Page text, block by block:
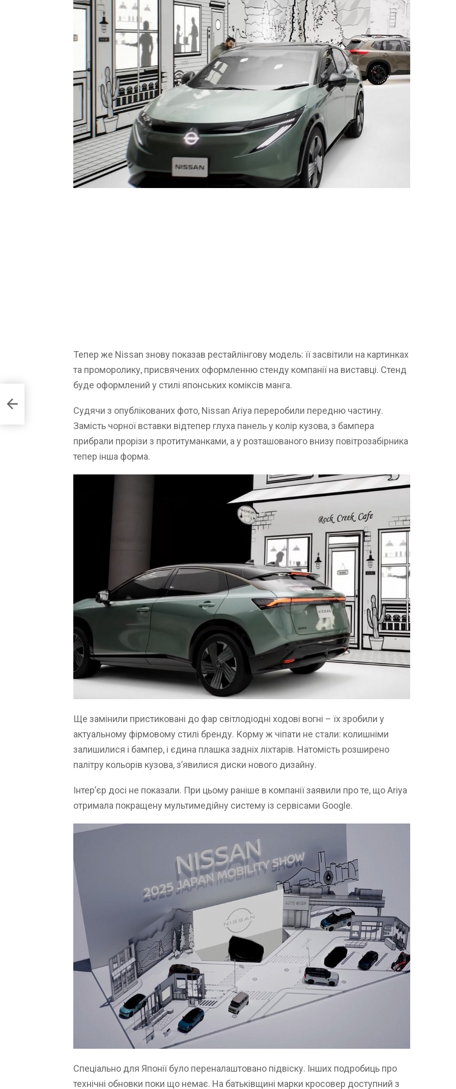
Тепер же Nissan знову показав рестайлінгову модель: її засвітили на картинках
та проморолику, присвячених оформленню стенду компанії на виставці. Стенд
буде оформлений у стилі японських коміксів манга.
Судячи з опублікованих фото, Nissan Ariya переробили передню частину.
Замість чорної вставки відтепер глуха панель у колір кузова, з бампера
прибрали прорізи з протитуманками, а у розташованого внизу повітрозабірника
тепер інша форма.
Ще замінили пристиковані до фар світлодіодні ходові вогні – їх зробили у
актуальному фірмовому стилі бренду. Корму ж чіпати не стали: колишніми
залишилися і бампер, і єдина плашка задніх ліхтарів. Натомість розширено
палітру кольорів кузова, з’явилися диски нового дизайну.
Інтер’єр досі не показали. При цьому раніше в компанії заявили про те, що Ariya
отримала покращену мультимедійну систему із сервісами Google.
Спеціально для Японії було переналаштовано підвіску. Інших подробиць про
технічні обновки поки що немає. На батьківщині марки кросовер доступний з